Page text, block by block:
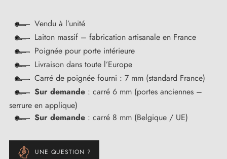
Vendu à l’unité
Laiton massif – fabrication artisanale en France
Poignée pour porte intérieure
Livraison dans toute l’Europe
Carré de poignée fourni : 7 mm (standard France)
Sur demande : carré 6 mm (portes anciennes –
serrure en applique)
Sur demande : carré 8 mm (Belgique / UE)
UNE QUESTION ?